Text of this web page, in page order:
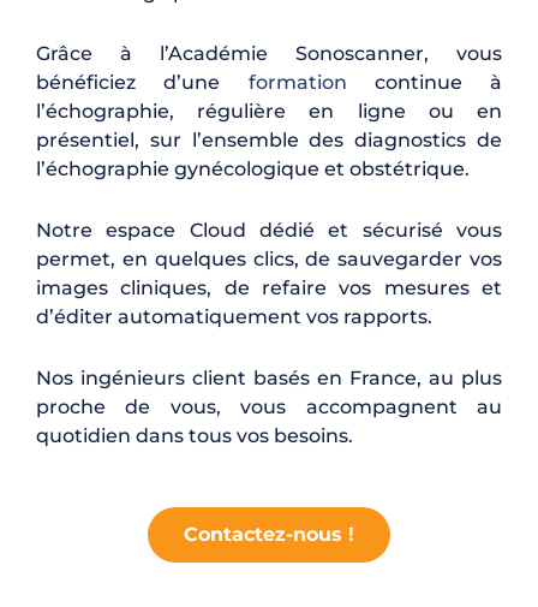
Grâce à l’Académie Sonoscanner, vous
bénéficiez d’une formation continue à
l’échographie, régulière en ligne ou en
présentiel, sur l’ensemble des diagnostics de
l’échographie gynécologique et obstétrique.
Notre espace Cloud dédié et sécurisé vous
permet, en quelques clics, de sauvegarder vos
images cliniques, de refaire vos mesures et
d’éditer automatiquement vos rapports.
Nos ingénieurs client basés en France, au plus
proche de vous, vous accompagnent au
quotidien dans tous vos besoins.
Contactez-nous !